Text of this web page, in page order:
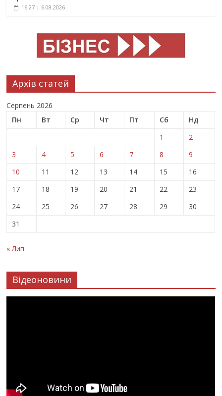
16:27 | 6.08.2026
Архів статей
Серпень 2026
Пн
Вт Ср Чт Пт Сб
Нд
1
2
3
4 5 6 7 8
9
10
11 12 13 14 15
16
17
18 19 20 21 22
23
24
25 26 27 28 29
30
31
« Лип
Відеоновини